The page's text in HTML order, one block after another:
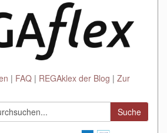
FAQ REGAklex der Blog
Zur
Suche